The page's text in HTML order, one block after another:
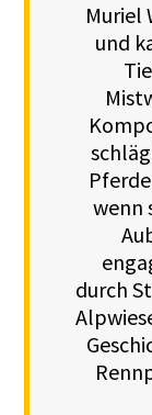
Muriel
und
wenn
durch